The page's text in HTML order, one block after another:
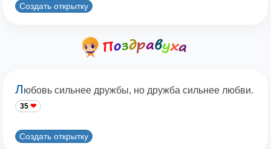
Создать открытку
Любовь сильнее дружбы, но дружба сильнее любви.
35
Создать открытку